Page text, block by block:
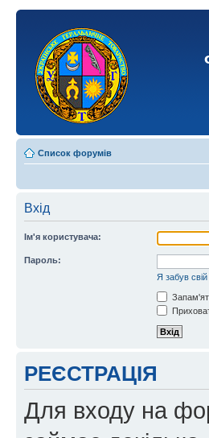
Список форумів
Вхід
Ім'я користувача:
Пароль:
Я забув
РЕЄСТРАЦІЯ
Для входу на